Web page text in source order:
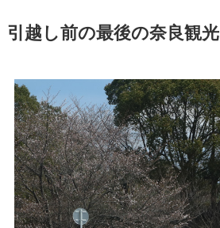
引越し前の最後の奈良観光